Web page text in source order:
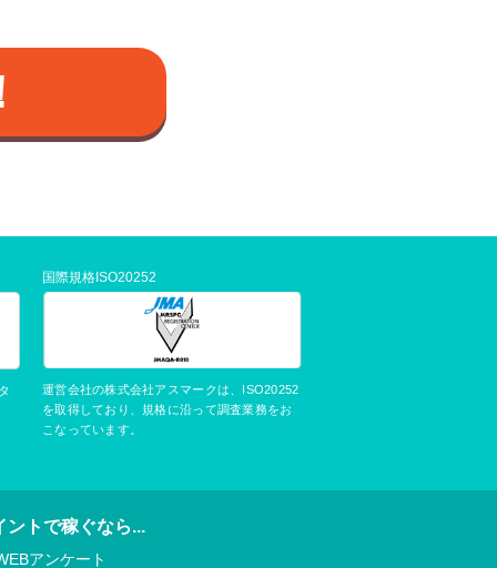
国際規格ISO20252
運営会社の株式会社アスマークは、ISO20252
を取得しており、規格に沿って調査業務をお
こなっています。
ントで稼ぐなら...
アンケート